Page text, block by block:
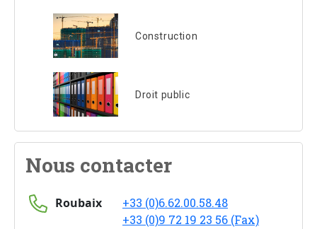
Construction
Droit public
Nous contacter
Roubaix
+33 (0)6.62.00.58.48
+33 (0)9 72 19 23 56 (Fax)